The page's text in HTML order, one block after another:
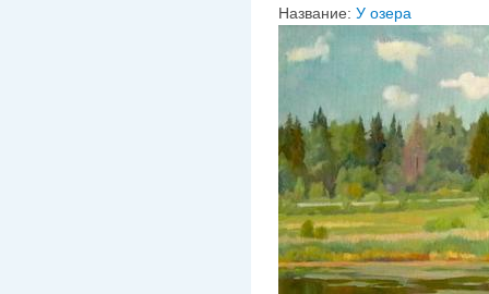
Название: У озера